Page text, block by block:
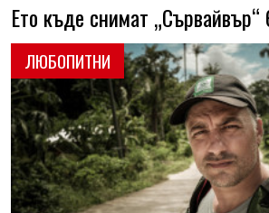
ЛЮБОПИТНИ
Ето къде снимат „Сървайвър“